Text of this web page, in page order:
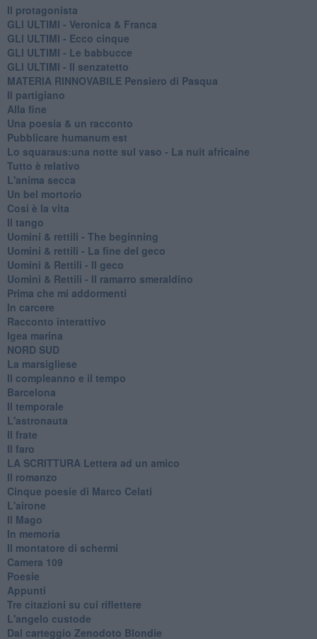
Il protagonista
GLI ULTIMI - Veronica & Franca
GLI ULTIMI - Ecco cinque
GLI ULTIMI - Le babbucce
GLI ULTIMI - Il senzatetto
MATERIA RINNOVABILE Pensiero di Pasqua
Il partigiano
Alla fine
Una poesia & un racconto
Pubblicare humanum est
Lo squaraus:una notte sul vaso - La nuit africaine
Tutto è relativo
L'anima secca
Un bel mortorio
Cosi è la vita
Il tango
​Uomini & rettili - The beginning
​Uomini & rettili - La fine del geco
Uomini & Rettili - Il geco
Uomini & Rettili - Il ramarro smeraldino
Prima che mi addormenti
In carcere
Racconto interattivo
Igea marina
​NORD SUD
La marsigliese
Il compleanno e il tempo
Barcelona
Il temporale
L'astronauta
Il frate
Il faro
​LA SCRITTURA Lettera ad un amico
Il romanzo
Cinque poesie di Marco Celati
L'airone
Il Mago
In memoria
Il montatore di schermi
Camera 109
Poesie
Appunti
Tre citazioni su cui riflettere
L'angelo custode
Dal carteggio Zenodoto Blondie